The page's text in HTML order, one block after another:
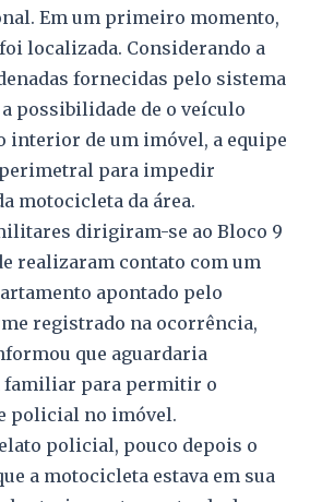
Em um primeiro momento,
localizada. Considerando a
fornecidas pelo sistema
possibilidade de o veículo
interior de um imóvel, a equipe
para impedir
motocicleta da área.
dirigiram-se ao Bloco 9
realizaram contato com um
apontado pelo
registrado na ocorrência,
que aguardaria
familiar para permitir o
policial no imóvel.
policial, pouco depois o
a motocicleta estava em sua